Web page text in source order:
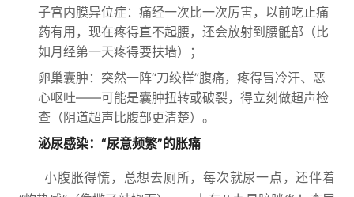
子宫内膜异位症：痛经一次比一次厉害，以前吃止痛
药有用，现在疼得直不起腰，还会放射到腰骶部（比
如月经第一天疼得要扶墙）；
卵巢囊肿：突然一阵“刀绞样”腹痛，疼得冒冷汗、恶
心呕吐——可能是囊肿扭转或破裂，得立刻做超声检
查（阴道超声比腹部更清楚）。
泌尿感染：“尿意频繁”的胀痛
小腹胀得慌，总想去厕所，每次就尿一点，还伴着